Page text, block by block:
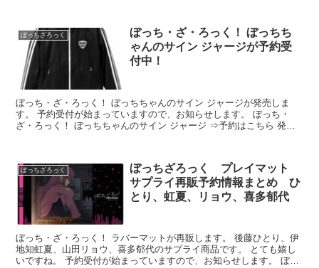
ぼっちざろっく
ぼっち・ざ・ろっく！ ぼっちち
ゃんのサイン ジャージが予約受
付中！
ぼっち・ざ・ろっく！ ぼっちちゃんのサイン ジャージが発売しま
す。 予約受付が始まっていますので、お知らせします。 ぼっち・
ざ・ろっく！ ぼっちちゃんのサイン ジャージ ⇒予約はこちら 発売
ぼっちざろっく
ぼっちざろっく プレイマット
サプライ再販予約情報まとめ ひ
とり、虹夏、リョウ、喜多郁代
ぼっち・ざ・ろっく！ ラバーマットが再販します。 後藤ひとり、伊
地知虹夏、山田リョウ、喜多郁代のサプライ商品です。 とても嬉し
いですね。 予約受付が始まっていますので、お知らせします。 ぼっ